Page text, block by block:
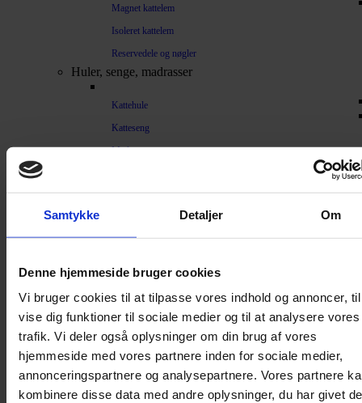
Samtykke Detaljer Om
Denne hjemmeside bruger cookies
Vi bruger cookies til at tilpasse vores indhold og annoncer,
vise dig funktioner til sociale medier og til at analysere vores
trafik. Vi deler også oplysninger om din brug af vores
hjemmeside med vores partnere inden for sociale medier,
annonceringspartnere og analysepartnere. Vores partnere
kombinere disse data med andre oplysninger, du har givet
Magnet kattelem
Isoleret kattelem
Reservedele og nøgler
Huler, senge, madrasser
Kattehule
Katteseng
Madrasser
Halsbånd og seler
Halsbånd
Halsbånd med lys
Seler / Liner
Kattetegn
Kattetoilet
Kattetoilet